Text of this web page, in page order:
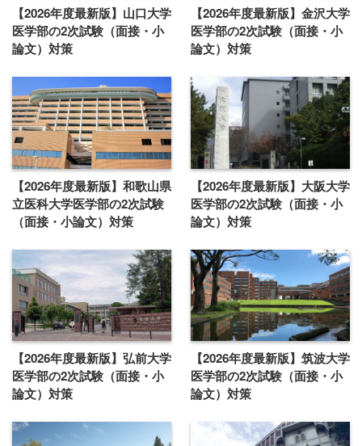
【2026年度最新版】山口大学
医学部の2次試験（面接・小
論文）対策
【2026年度最新版】金沢大学
医学部の2次試験（面接・小
論文）対策
【2026年度最新版】和歌山県
立医科大学医学部の2次試験
（面接・小論文）対策
【2026年度最新版】大阪大学
医学部の2次試験（面接・小
論文）対策
【2026年度最新版】弘前大学
医学部の2次試験（面接・小
論文）対策
【2026年度最新版】筑波大学
医学部の2次試験（面接・小
論文）対策